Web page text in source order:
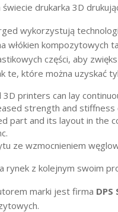
drukarka 3D
wykorzystują
włókien kompozytowych
części, aby
te, które można uzyskać
ze wzmocnieniem
rynek z kolejnym swoim
marki jest firma